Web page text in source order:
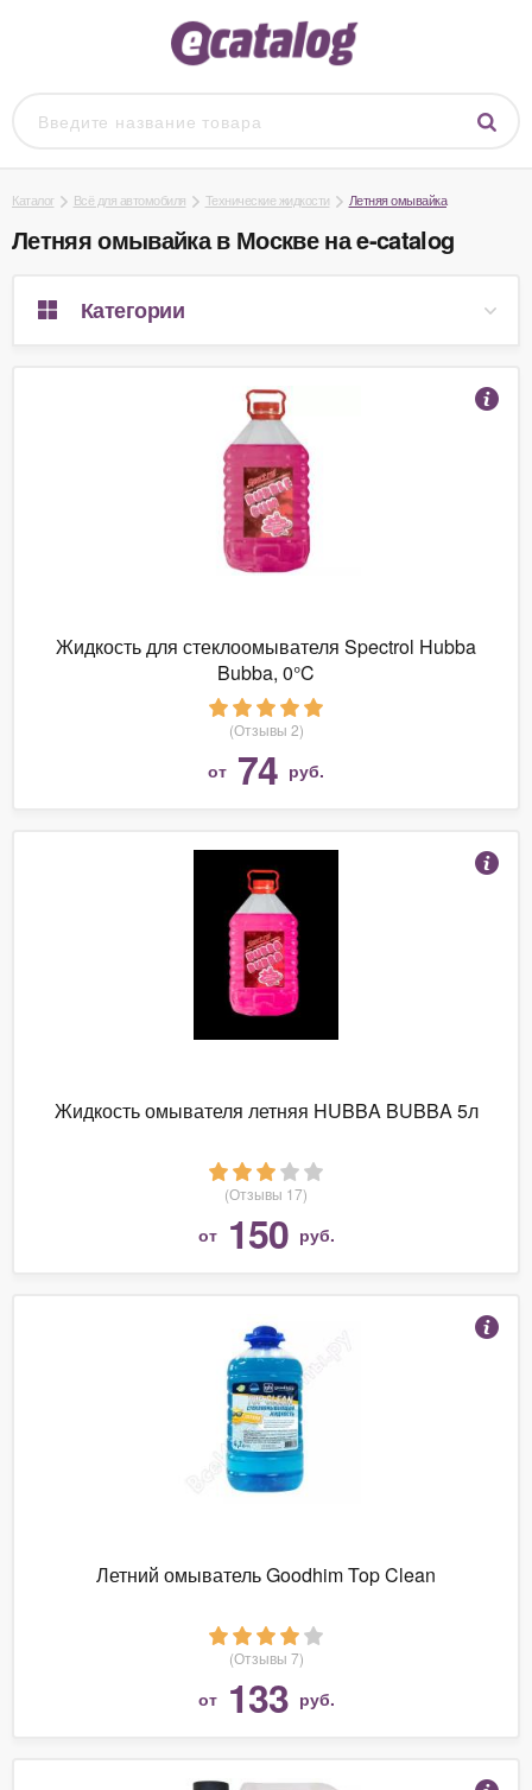
Каталог Всё для автомобиля Технические жидкости Летняя омывайка
Летняя омывайка в Москве на e-catalog
Категории
Жидкость для стеклоомывателя Spectrol Hubba
Bubba, 0°C
(Отзывы 2)
от 74 руб.
Жидкость омывателя летняя HUBBA BUBBA 5л
(Отзывы 17)
от 150 руб.
Летний омыватель Goodhim Top Clean
(Отзывы 7)
от 133 руб.